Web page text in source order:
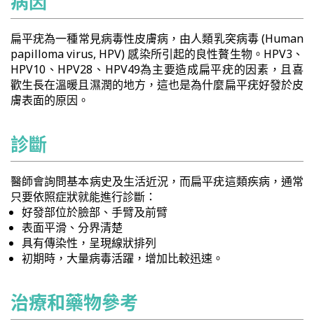
扁平疣為一種常見病毒性皮膚病，由人類乳突病毒 (Human
papilloma virus, HPV) 感染所引起的良性贅生物。HPV3、
HPV10、HPV28、HPV49為主要造成扁平疣的因素，且喜
歡生長在溫暖且濕潤的地方，這也是為什麼扁平疣好發於皮
膚表面的原因。
診斷
醫師會詢問基本病史及生活近況，而扁平疣這類疾病，通常
只要依照症狀就能進行診斷：
好發部位於臉部、手臂及前臂
表面平滑、分界清楚
具有傳染性，呈現線狀排列
初期時，大量病毒活躍，增加比較迅速。
治療和藥物參考